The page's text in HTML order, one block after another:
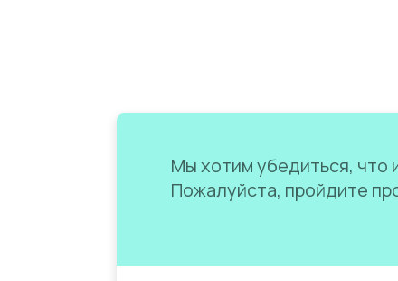
Мы хотим убедиться, что
Пожалуйста, пройдите